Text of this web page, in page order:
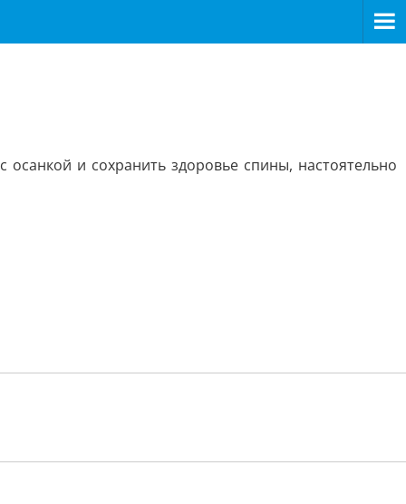
и сохранить здоровье спины, настоятельно